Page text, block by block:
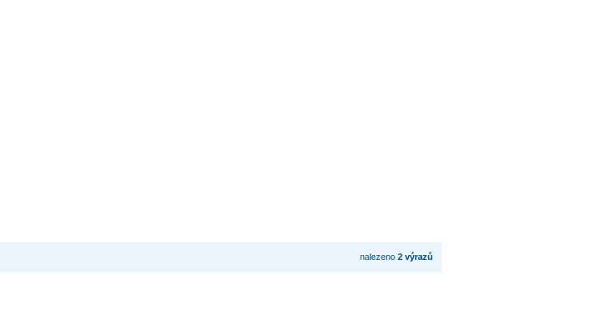
nalezeno 2 výrazů